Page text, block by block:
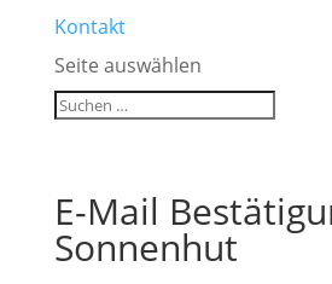
Kontakt
Seite auswählen
E-Mail
Sonnenhut